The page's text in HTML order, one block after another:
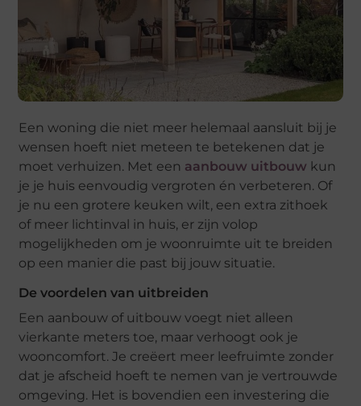
Een woning die niet meer helemaal aansluit bij je
wensen hoeft niet meteen te betekenen dat je
moet verhuizen. Met een aanbouw uitbouw kun
je je huis eenvoudig vergroten én verbeteren. Of
je nu een grotere keuken wilt, een extra zithoek
of meer lichtinval in huis, er zijn volop
mogelijkheden om je woonruimte uit te breiden
op een manier die past bij jouw situatie.
De voordelen van uitbreiden
Een aanbouw of uitbouw voegt niet alleen
vierkante meters toe, maar verhoogt ook je
wooncomfort. Je creëert meer leefruimte zonder
dat je afscheid hoeft te nemen van je vertrouwde
omgeving. Het is bovendien een investering die